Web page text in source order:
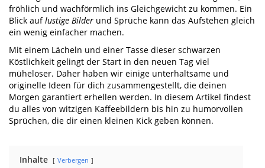
fröhlich und wachförmlich ins Gleichgewicht zu kommen. Ein
Blick auflustige Bilder und Sprüche kann das Aufstehen gleich
ein wenig einfacher machen.
Mit einem Lächeln und einer Tasse dieser schwarzen
Köstlichkeit gelingt der Start in den neuen Tag viel
müheloser. Daher haben wir einige unterhaltsame und
originelle Ideen für dich zusammengestellt, die deinen
Morgen garantiert erhellen werden. In diesem Artikel findest
du alles von witzigen Kaffeebildern bis hin zu humorvollen
Sprüchen, die dir einen kleinen Kick geben können.
Inhalte Verbergen